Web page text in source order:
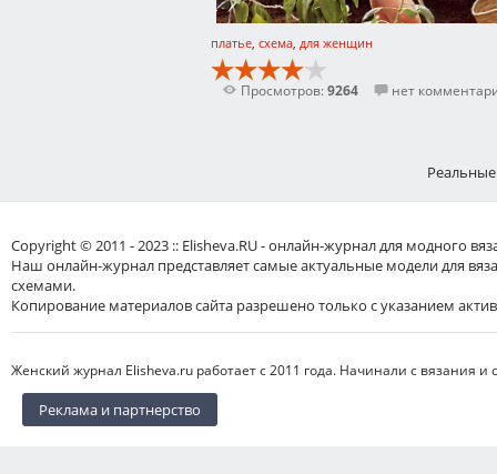
платье схема для женщин
Просмотров:9264 нет
Copyright © 2011 - 2023 :: Elisheva.RU - онлайн-журнал для модного
Наш онлайн-журнал представляет самые актуальные модели для
схемами.
Копирование материалов сайта разрешено только с указанием
Женский журнал Elisheva.ru работает с 2011 года. Начинали с вязания
Реклама и партнерство